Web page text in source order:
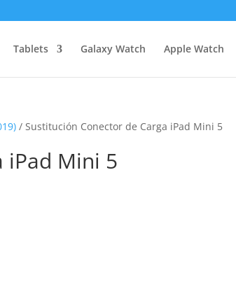
Tablets Galaxy Watch Apple Watch
/ Sustitución Conector de Carga iPad Mini 5
iPad Mini 5